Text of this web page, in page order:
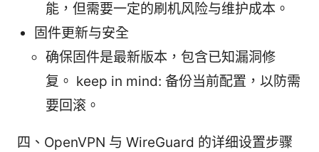
能，但需要一定的刷机风险与维护成本。
固件更新与安全
确保固件是最新版本，包含已知漏洞修
复。 keep in mind: 备份当前配置，以防需
要回滚。
四、OpenVPN 与 WireGuard 的详细设置步骤